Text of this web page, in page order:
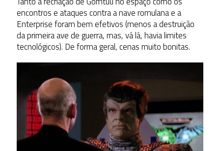
encontros e ataques contra a nave romulana e a
Enterprise foram bem efetivos (menos a destruição
da primeira ave de guerra, mas, vá lá, havia limites
tecnológicos). De forma geral, cenas muito bonitas.